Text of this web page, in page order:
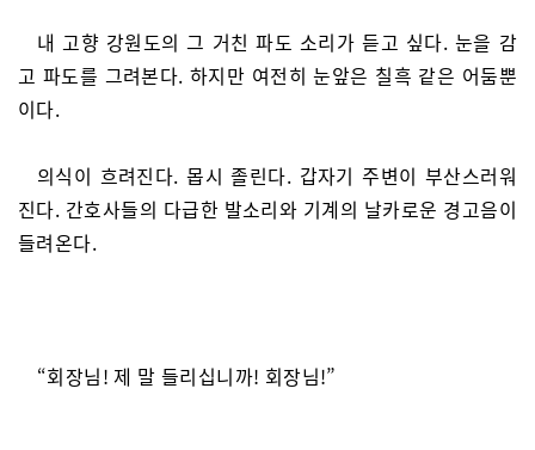
내 고향 강원도의 그 거친 파도 소리가 듣고 싶다. 눈을 감
고 파도를 그려본다. 하지만 여전히 눈앞은 칠흑 같은 어둠뿐
이다.
의식이 흐려진다. 몹시 졸린다. 갑자기 주변이 부산스러워
진다. 간호사들의 다급한 발소리와 기계의 날카로운 경고음이
들려온다.
“회장님! 제 말 들리십니까! 회장님!”